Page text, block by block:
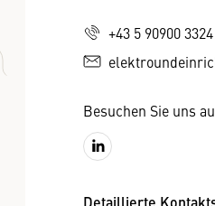
+43 5 90900 3324
Besuchen Sie uns